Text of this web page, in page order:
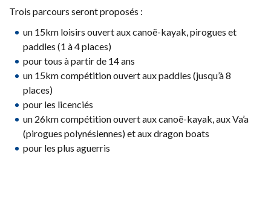
Trois parcours seront proposés :
un 15km loisirs ouvert aux canoë-kayak, pirogues et
paddles (1 à 4 places)
pour tous à partir de 14 ans
un 15km compétition ouvert aux paddles (jusqu’à 8
places)
pour les licenciés
un 26km compétition ouvert aux canoë-kayak, aux Va’a
(pirogues polynésiennes) et aux dragon boats
pour les plus aguerris